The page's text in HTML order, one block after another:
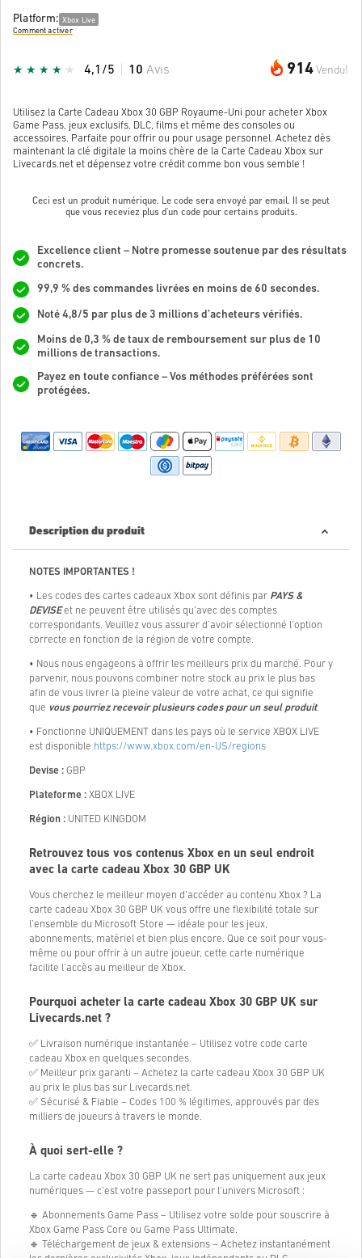
Platform: Xbox Live
Comment activer
914 Vendu!
4,1/5 10 Avis
Utilisez la Carte Cadeau Xbox 30 GBP Royaume-Uni pour acheter Xbox
Game Pass, jeux exclusifs, DLC, films et même des consoles ou
accessoires. Parfaite pour offrir ou pour usage personnel. Achetez dès
maintenant la clé digitale la moins chère de la Carte Cadeau Xbox sur
Livecards.net et dépensez votre crédit comme bon vous semble !
Ceci est un produit numérique. Le code sera envoyé par email. Il se peut
que vous receviez plus d'un code pour certains produits.
Excellence client – Notre promesse soutenue par des résultats
concrets.
99,9 % des commandes livrées en moins de 60 secondes.
Noté 4,8/5 par plus de 3 millions d’acheteurs vérifiés.
Moins de 0,3 % de taux de remboursement sur plus de 10
millions de transactions.
Payez en toute confiance – Vos méthodes préférées sont
protégées.
Description du produit
NOTES IMPORTANTES !
• Les codes des cartes cadeaux Xbox sont définis par PAYS &
DEVISEet ne peuvent être utilisés qu’avec des comptes
correspondants. Veuillez vous assurer d’avoir sélectionné l’option
correcte en fonction de la région de votre compte.
• Nous nous engageons à offrir les meilleurs prix du marché. Pour y
parvenir, nous pouvons combiner notre stock au prix le plus bas
afin de vous livrer la pleine valeur de votre achat, ce qui signifie
que vous pourriez recevoir plusieurs codes pour un seul produit.
• Fonctionne UNIQUEMENT dans les pays où le service XBOX LIVE
est disponible https://www.xbox.com/en-US/regions
Devise : GBP
Plateforme : XBOX LIVE
Région : UNITED KINGDOM
Retrouvez tous vos contenus Xbox en un seul endroit
avec la carte cadeau Xbox 30 GBP UK
Vous cherchez le meilleur moyen d’accéder au contenu Xbox ? La
carte cadeau Xbox 30 GBP UK vous offre une flexibilité totale sur
l’ensemble du Microsoft Store — idéale pour les jeux,
abonnements, matériel et bien plus encore. Que ce soit pour vous-
même ou pour offrir à un autre joueur, cette carte numérique
facilite l’accès au meilleur de Xbox.
Pourquoi acheter la carte cadeau Xbox 30 GBP UK sur
Livecards.net ?
✅ Livraison numérique instantanée – Utilisez votre code carte
cadeau Xbox en quelques secondes.
✅ Meilleur prix garanti – Achetez la carte cadeau Xbox 30 GBP UK
au prix le plus bas sur Livecards.net.
✅ Sécurisé & Fiable – Codes 100 % légitimes, approuvés par des
milliers de joueurs à travers le monde.
À quoi sert-elle ?
La carte cadeau Xbox 30 GBP UK ne sert pas uniquement aux jeux
numériques — c’est votre passeport pour l’univers Microsoft :
🔹 Abonnements Game Pass – Utilisez votre solde pour souscrire à
Xbox Game Pass Core ou Game Pass Ultimate.
🔹 Téléchargement de jeux & extensions – Achetez instantanément